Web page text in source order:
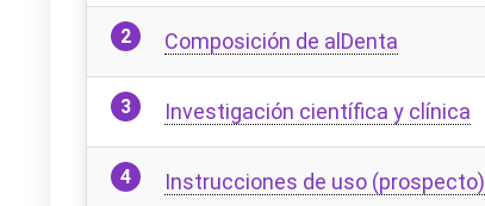
Composición de alDenta
Investigación científica y clínica
Instrucciones de uso (prospecto)